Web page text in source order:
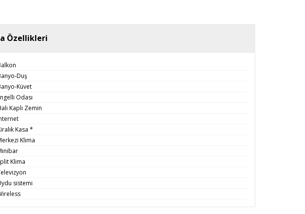
Özellikleri
Duş
Küvet
Odası
Kaplı Zemin
Kasa *
Klima
Klima
sistemi